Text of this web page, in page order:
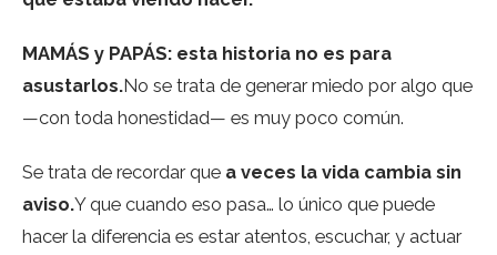
MAMÁS y PAPÁS: esta historia no es para
asustarlos.No se trata de generar miedo por algo que
—con toda honestidad— es muy poco común.
Se trata de recordar que a veces la vida cambia sin
aviso.Y que cuando eso pasa… lo único que puede
hacer la diferencia es estar atentos, escuchar, y actuar